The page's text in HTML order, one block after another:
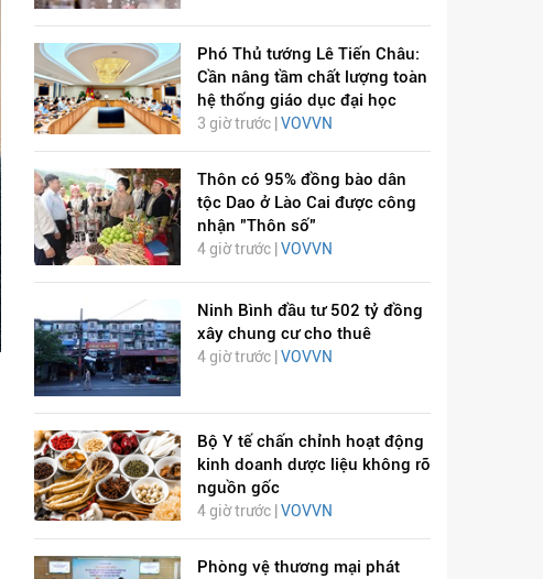
Phó Thủ tướng Lê Tiến Châu:
Cần nâng tầm chất lượng toàn
hệ thống giáo dục đại học
3 giờ trước | VOVVN
Thôn có 95% đồng bào dân
tộc Dao ở Lào Cai được công
nhận "Thôn số"
4 giờ trước | VOVVN
Ninh Bình đầu tư 502 tỷ đồng
xây chung cư cho thuê
4 giờ trước | VOVVN
Bộ Y tế chấn chỉnh hoạt động
kinh doanh dược liệu không rõ
nguồn gốc
4 giờ trước | VOVVN
Phòng vệ thương mại phát